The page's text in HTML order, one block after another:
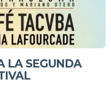
LA SEGUNDA